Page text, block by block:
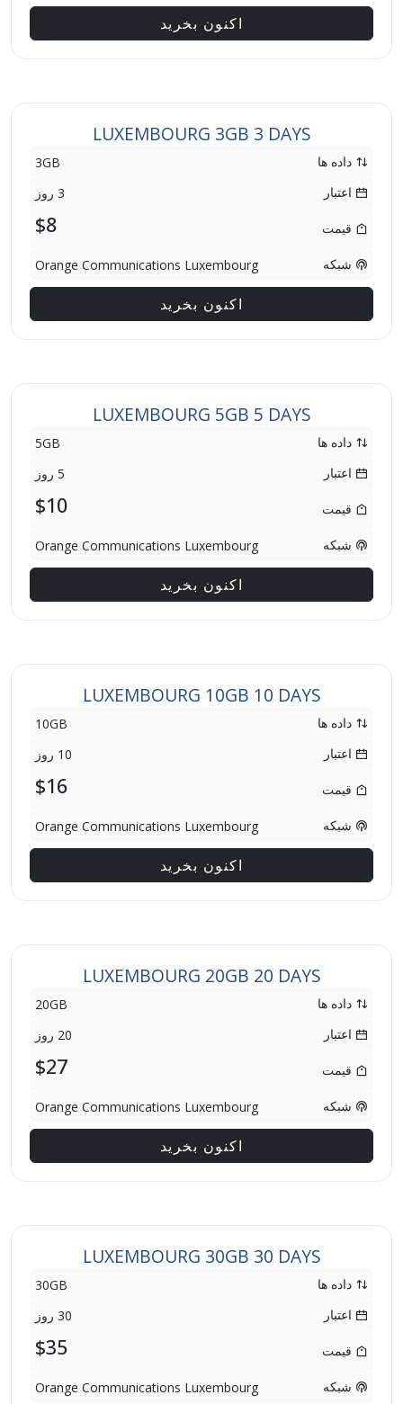
اکنون بخرید
LUXEMBOURG 3GB 3 DAYS
داده ها
3GB
اعتبار
3 روز
قیمت $8
شبکه Orange Communications Luxembourg
اکنون بخرید
LUXEMBOURG 5GB 5 DAYS
داده ها
5GB
اعتبار
5 روز
قیمت $10
شبکه Orange Communications Luxembourg
اکنون بخرید
LUXEMBOURG 10GB 10 DAYS
داده ها
10GB
اعتبار
10 روز
قیمت $16
شبکه Orange Communications Luxembourg
اکنون بخرید
LUXEMBOURG 20GB 20 DAYS
داده ها
20GB
اعتبار
20 روز
قیمت $27
شبکه Orange Communications Luxembourg
اکنون بخرید
LUXEMBOURG 30GB 30 DAYS
داده ها
30GB
اعتبار
30 روز
قیمت $35
شبکه Orange Communications Luxembourg